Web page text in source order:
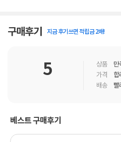
구매후기 지금 후기쓰면 적립금 2배!
5 상품 만
가격
합
배송
빨
베스트 구매후기